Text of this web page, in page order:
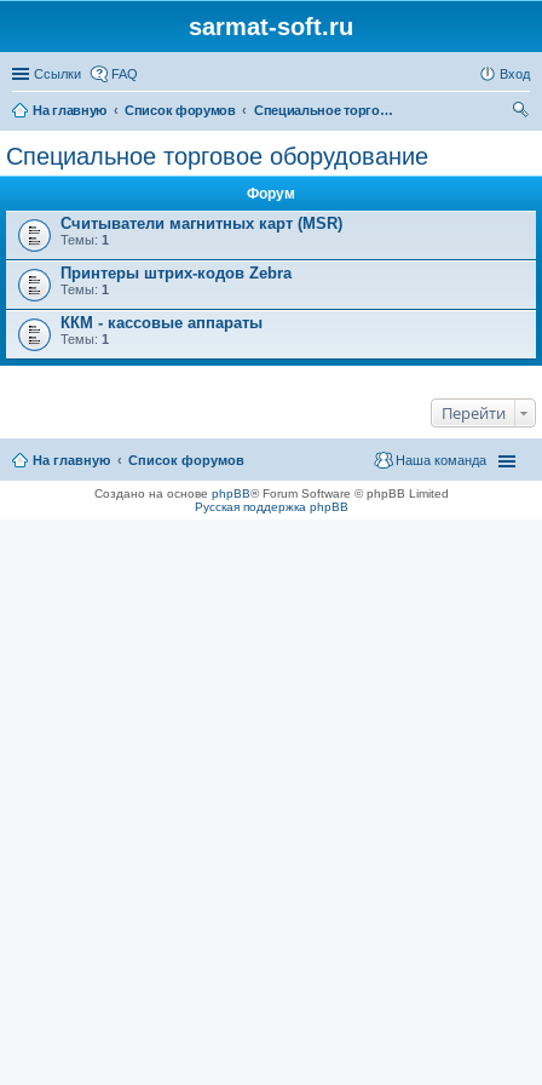
sarmat-soft.ru
Ссылки FAQ Вход
На главную Список форумов
Специальное торговое оборудование
Специальное торговое оборудование
Форум
Считыватели магнитных карт (MSR)
Темы: 1
Принтеры штрих-кодов Zebra
Темы: 1
ККМ - кассовые аппараты
Темы: 1
Перейти
На главную Список форумов Наша команда
Создано на основе phpBB® Forum Software © phpBB Limited
Русская поддержка phpBB